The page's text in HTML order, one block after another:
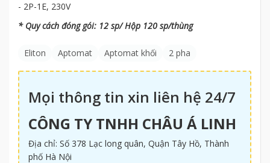
- 2P-1E, 230V
* Quy cách đóng gói: 12 sp/ Hộp 120 sp/thùng
Eliton Aptomat Aptomat khối 2 pha
Mọi thông tin xin liên hệ 24/7
CÔNG TY TNHH CHÂU Á LINH
Địa chỉ: Số 378 Lạc long quân, Quận Tây Hồ, Thành
phố Hà Nội